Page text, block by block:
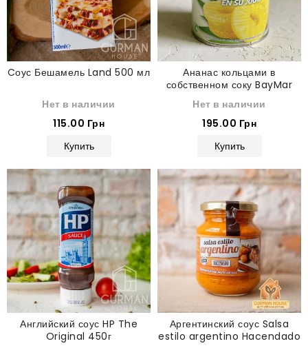
Cоус Бешамель Land 500 мл
Нет в наличии
115.00 Грн
Купить
Ананас кольцами в
собственном соку BayMar
Нет в наличии
195.00 Грн
Купить
Английский соус HP The
Original 450г
Аргентинский соус Salsa
estilo argentino Hacendado